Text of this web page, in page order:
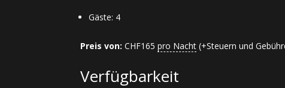
Gäste: 4
Preis von: CHF165 pro Nacht (+Steuern und
Verfügbarkeit